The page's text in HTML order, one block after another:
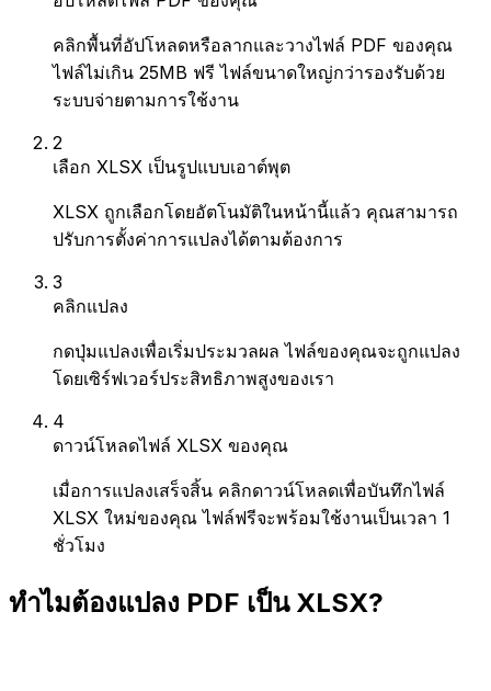
คลิกพื้นที่อัปโหลดหรือลากและวางไฟล์ PDF ของคุณ
ไฟล์ไม่เกิน 25MB ฟรี ไฟล์ขนาดใหญ่กว่ารองรับด้วย
ระบบจ่ายตามการใช้งาน
2
เลือก XLSX เป็นรูปแบบเอาต์พุต
XLSX ถูกเลือกโดยอัตโนมัติในหน้านี้แล้ว คุณสามารถ
ปรับการตั้งค่าการแปลงได้ตามต้องการ
3
คลิกแปลง
กดปุ่มแปลงเพื่อเริ่มประมวลผล ไฟล์ของคุณจะถูกแปลง
โดยเซิร์ฟเวอร์ประสิทธิภาพสูงของเรา
4
ดาวน์โหลดไฟล์ XLSX ของคุณ
เมื่อการแปลงเสร็จสิ้น คลิกดาวน์โหลดเพื่อบันทึกไฟล์
XLSX ใหม่ของคุณ ไฟล์ฟรีจะพร้อมใช้งานเป็นเวลา 1
ชั่วโมง
ทำไมต้องแปลง PDF เป็น XLSX?